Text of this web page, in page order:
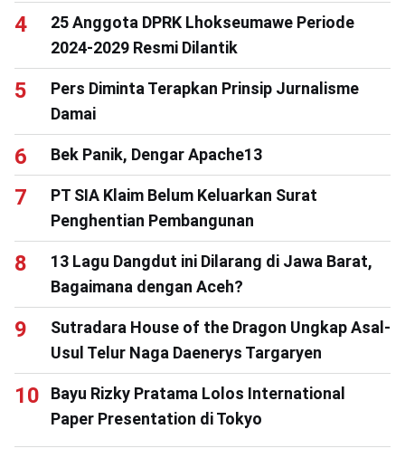
25 Anggota DPRK Lhokseumawe Periode
2024-2029 Resmi Dilantik
Pers Diminta Terapkan Prinsip Jurnalisme
Damai
Bek Panik, Dengar Apache13
PT SIA Klaim Belum Keluarkan Surat
Penghentian Pembangunan
13 Lagu Dangdut ini Dilarang di Jawa Barat,
Bagaimana dengan Aceh?
Sutradara House of the Dragon Ungkap Asal-
Usul Telur Naga Daenerys Targaryen
Bayu Rizky Pratama Lolos International
Paper Presentation di Tokyo